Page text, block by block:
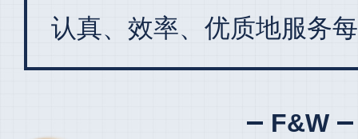
认真、效率、优质地服务
F&W